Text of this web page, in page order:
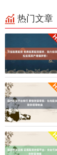
热门文章